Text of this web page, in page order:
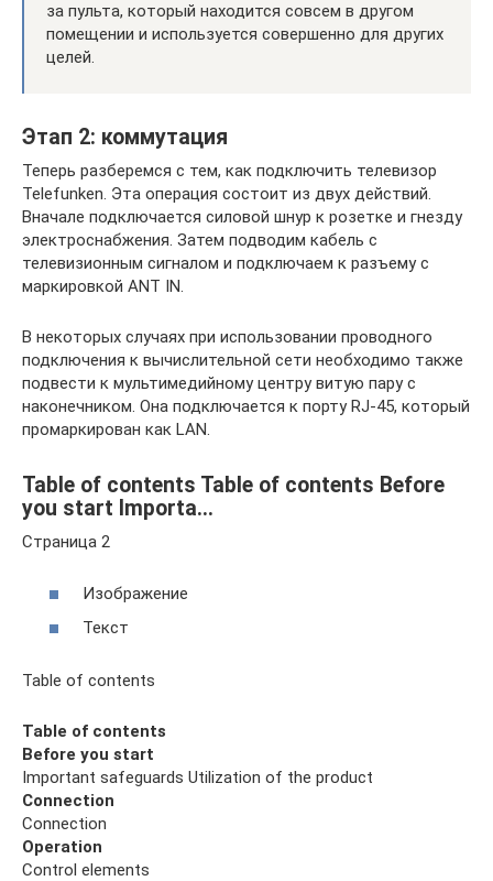
за пульта, который находится совсем в другом
помещении и используется совершенно для других
целей.
Этап 2: коммутация
Теперь разберемся с тем, как подключить телевизор
Telefunken. Эта операция состоит из двух действий.
Вначале подключается силовой шнур к розетке и гнезду
электроснабжения. Затем подводим кабель с
телевизионным сигналом и подключаем к разъему с
маркировкой ANT IN.
В некоторых случаях при использовании проводного
подключения к вычислительной сети необходимо также
подвести к мультимедийному центру витую пару с
наконечником. Она подключается к порту RJ-45, который
промаркирован как LAN.
Table of contents Table of contents Before
you start Importa…
Страница 2
Изображение
Текст
Table of contents
Table of contents
Before you start
Important safeguards Utilization of the product
Connection
Connection
Operation
Control elements